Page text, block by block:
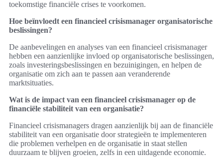
toekomstige financiële crises te voorkomen.
Hoe beïnvloedt een financieel crisismanager organisatorische
beslissingen?
De aanbevelingen en analyses van een financieel crisismanager
hebben een aanzienlijke invloed op organisatorische beslissingen,
zoals investeringsbeslissingen en bezuinigingen, en helpen de
organisatie om zich aan te passen aan veranderende
marktsituaties.
Wat is de impact van een financieel crisismanager op de
financiële stabiliteit van een organisatie?
Financieel crisismanagers dragen aanzienlijk bij aan de financiële
stabiliteit van een organisatie door strategieën te implementeren
die problemen verhelpen en de organisatie in staat stellen
duurzaam te blijven groeien, zelfs in een uitdagende economie.